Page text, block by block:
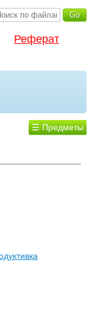
Реферат
☰ Предметы